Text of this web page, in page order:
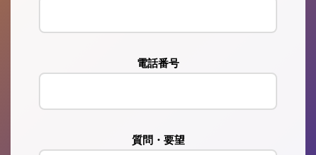
電話番号
質問・要望